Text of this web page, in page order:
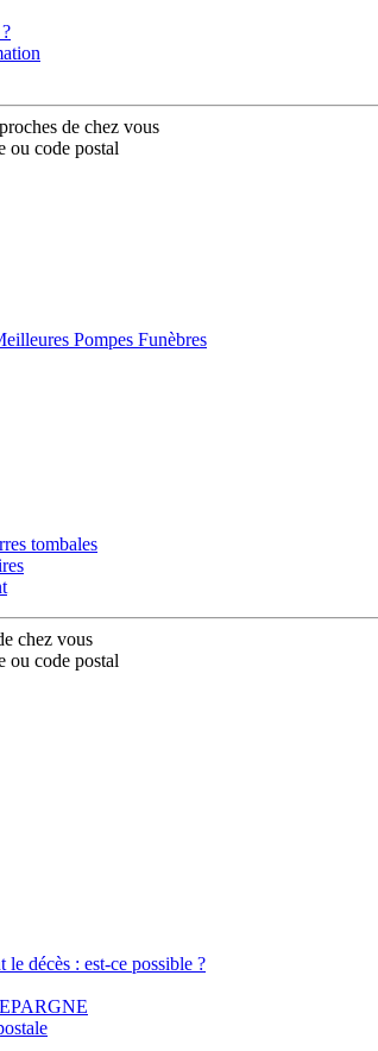
de chez vous
ou code postal
Pompes Funèbres
tombales
chez vous
ou code postal
le décès : est-ce possible ?